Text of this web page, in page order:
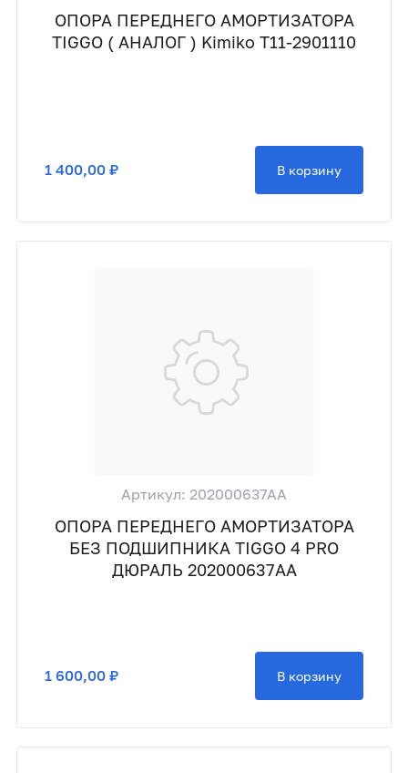
ОПОРА ПЕРЕДНЕГО АМОРТИЗАТОРА
TIGGO ( АНАЛОГ ) Kimiko T11-2901110
1 400,00 ₽ В корзину
Артикул: 202000637AA
ОПОРА ПЕРЕДНЕГО АМОРТИЗАТОРА
БЕЗ ПОДШИПНИКА TIGGO 4 PRO
ДЮРАЛЬ 202000637AA
1 600,00 ₽ В корзину